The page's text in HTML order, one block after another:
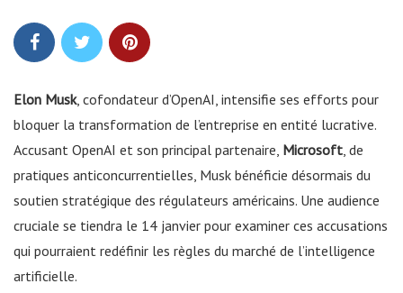
Elon Musk, cofondateur d’OpenAI, intensifie ses efforts pour
bloquer la transformation de l’entreprise en entité lucrative.
Accusant OpenAI et son principal partenaire, Microsoft , de
pratiques anticoncurrentielles, Musk bénéficie désormais du
soutien stratégique des régulateurs américains. Une audience
cruciale se tiendra le 14 janvier pour examiner ces accusations
qui pourraient redéfinir les règles du marché de l’intelligence
artificielle.